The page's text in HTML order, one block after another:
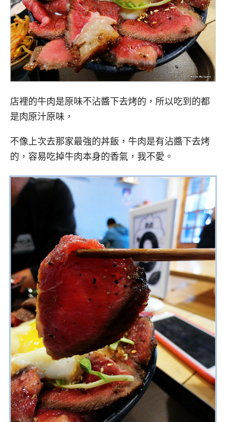
店裡的牛肉是原味不沾醬下去烤的，所以吃到的都
是肉原汁原味，
不像上次去那家最強的丼飯，牛肉是有沾醬下去烤
的，容易吃掉牛肉本身的香氣，我不愛。